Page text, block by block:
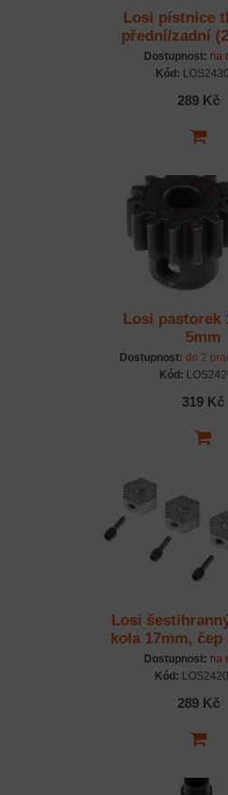
Losi pístnice
přední/zadní
Dostupnost: na
Kód:
289 Kč
Losi pastorek
5mm
Dostupnost: do 2
Kód:
319 Kč
Losi
kola 17mm, čep
Dostupnost: na
Kód:
289 Kč